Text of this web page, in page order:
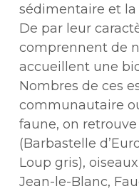
sédimentaire et la
De par leur
comprennent de
accueillent une
Nombres de ces
communautaire
faune, on
(Barbastelle
Loup gris),
Jean-le-Blanc,